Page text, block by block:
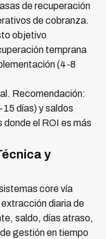
de recuperación
de cobranza.
objetivo
temprana
(4-8
Recomendación:
días) y saldos
el ROI es más
y
core vía
diaria de
saldo, días atraso,
gestión en tiempo